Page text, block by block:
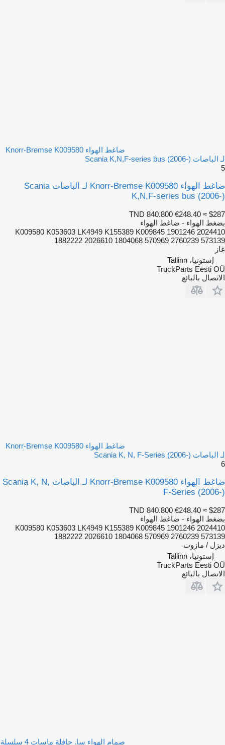
ضاغط الهواء Knorr-Bremse K009580
لـ الباصات Scania K,N,F-series bus (2006-)
5
ضاغط الهواء Knorr-Bremse K009580 لـ الباصات Scania
K,N,F-series bus (2006-)
TND 840.800 €248.40 ≈ $287
بضغط الهواء - ضاغط الهواء
K009580 K053603 LK4949 K155389 K009845 1901246 2024410
1882222 2026610 1804068 570969 2760239 573139
غاز
إستونيا، Tallinn
TruckParts Eesti OÜ
الاتصال بالبائع
ضاغط الهواء Knorr-Bremse K009580
لـ الباصات Scania K, N, F-Series (2006-)
6
ضاغط الهواء Knorr-Bremse K009580 لـ الباصات Scania K, N,
F-Series (2006-)
TND 840.800 €248.40 ≈ $287
بضغط الهواء - ضاغط الهواء
K009580 K053603 LK4949 K155389 K009845 1901246 2024410
1882222 2026610 1804068 570969 2760239 573139
ديزل / مازوت
إستونيا، Tallinn
TruckParts Eesti OÜ
الاتصال بالبائع
صمام الهواء سا. حافلة ماسات 4 سلسلة